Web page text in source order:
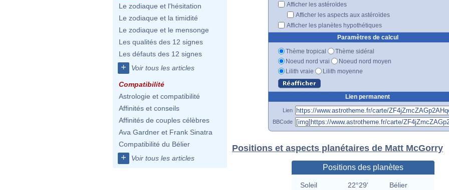
Le zodiaque et l'hésitation
Le zodiaque et la timidité
Le zodiaque et le mensonge
Les qualités des 12 signes
Les défauts des 12 signes
+ Voir tous les articles
Compatibilité
Astrologie et compatibilité
Affinités et conseils
Affinités de couples célèbres
Ava Gardner et Frank Sinatra
Compatibilité du Bélier
+ Voir tous les articles
Afficher les astéroïdes
Afficher les aspects aux astéroïdes
Afficher les planètes hypothétiques
Paramètres de calcul
Thème tropical
Thème sidéral
Noeud nord vrai
Noeud nord moyen
Lilith vraie
Lilith moyenne
Lien permanent
Lien
BBCode
Positions et aspects planétaires de Matt McGorry
Positions des planètes
Soleil 22°29'
Bélier